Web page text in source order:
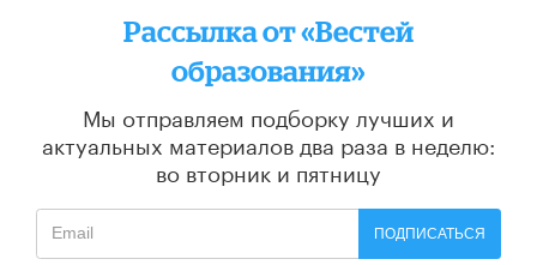
Рассылка от «Вестей
образования»
Мы отправляем подборку лучших и
актуальных материалов два раза в неделю:
во вторник и пятницу
ПОДПИСАТЬСЯ